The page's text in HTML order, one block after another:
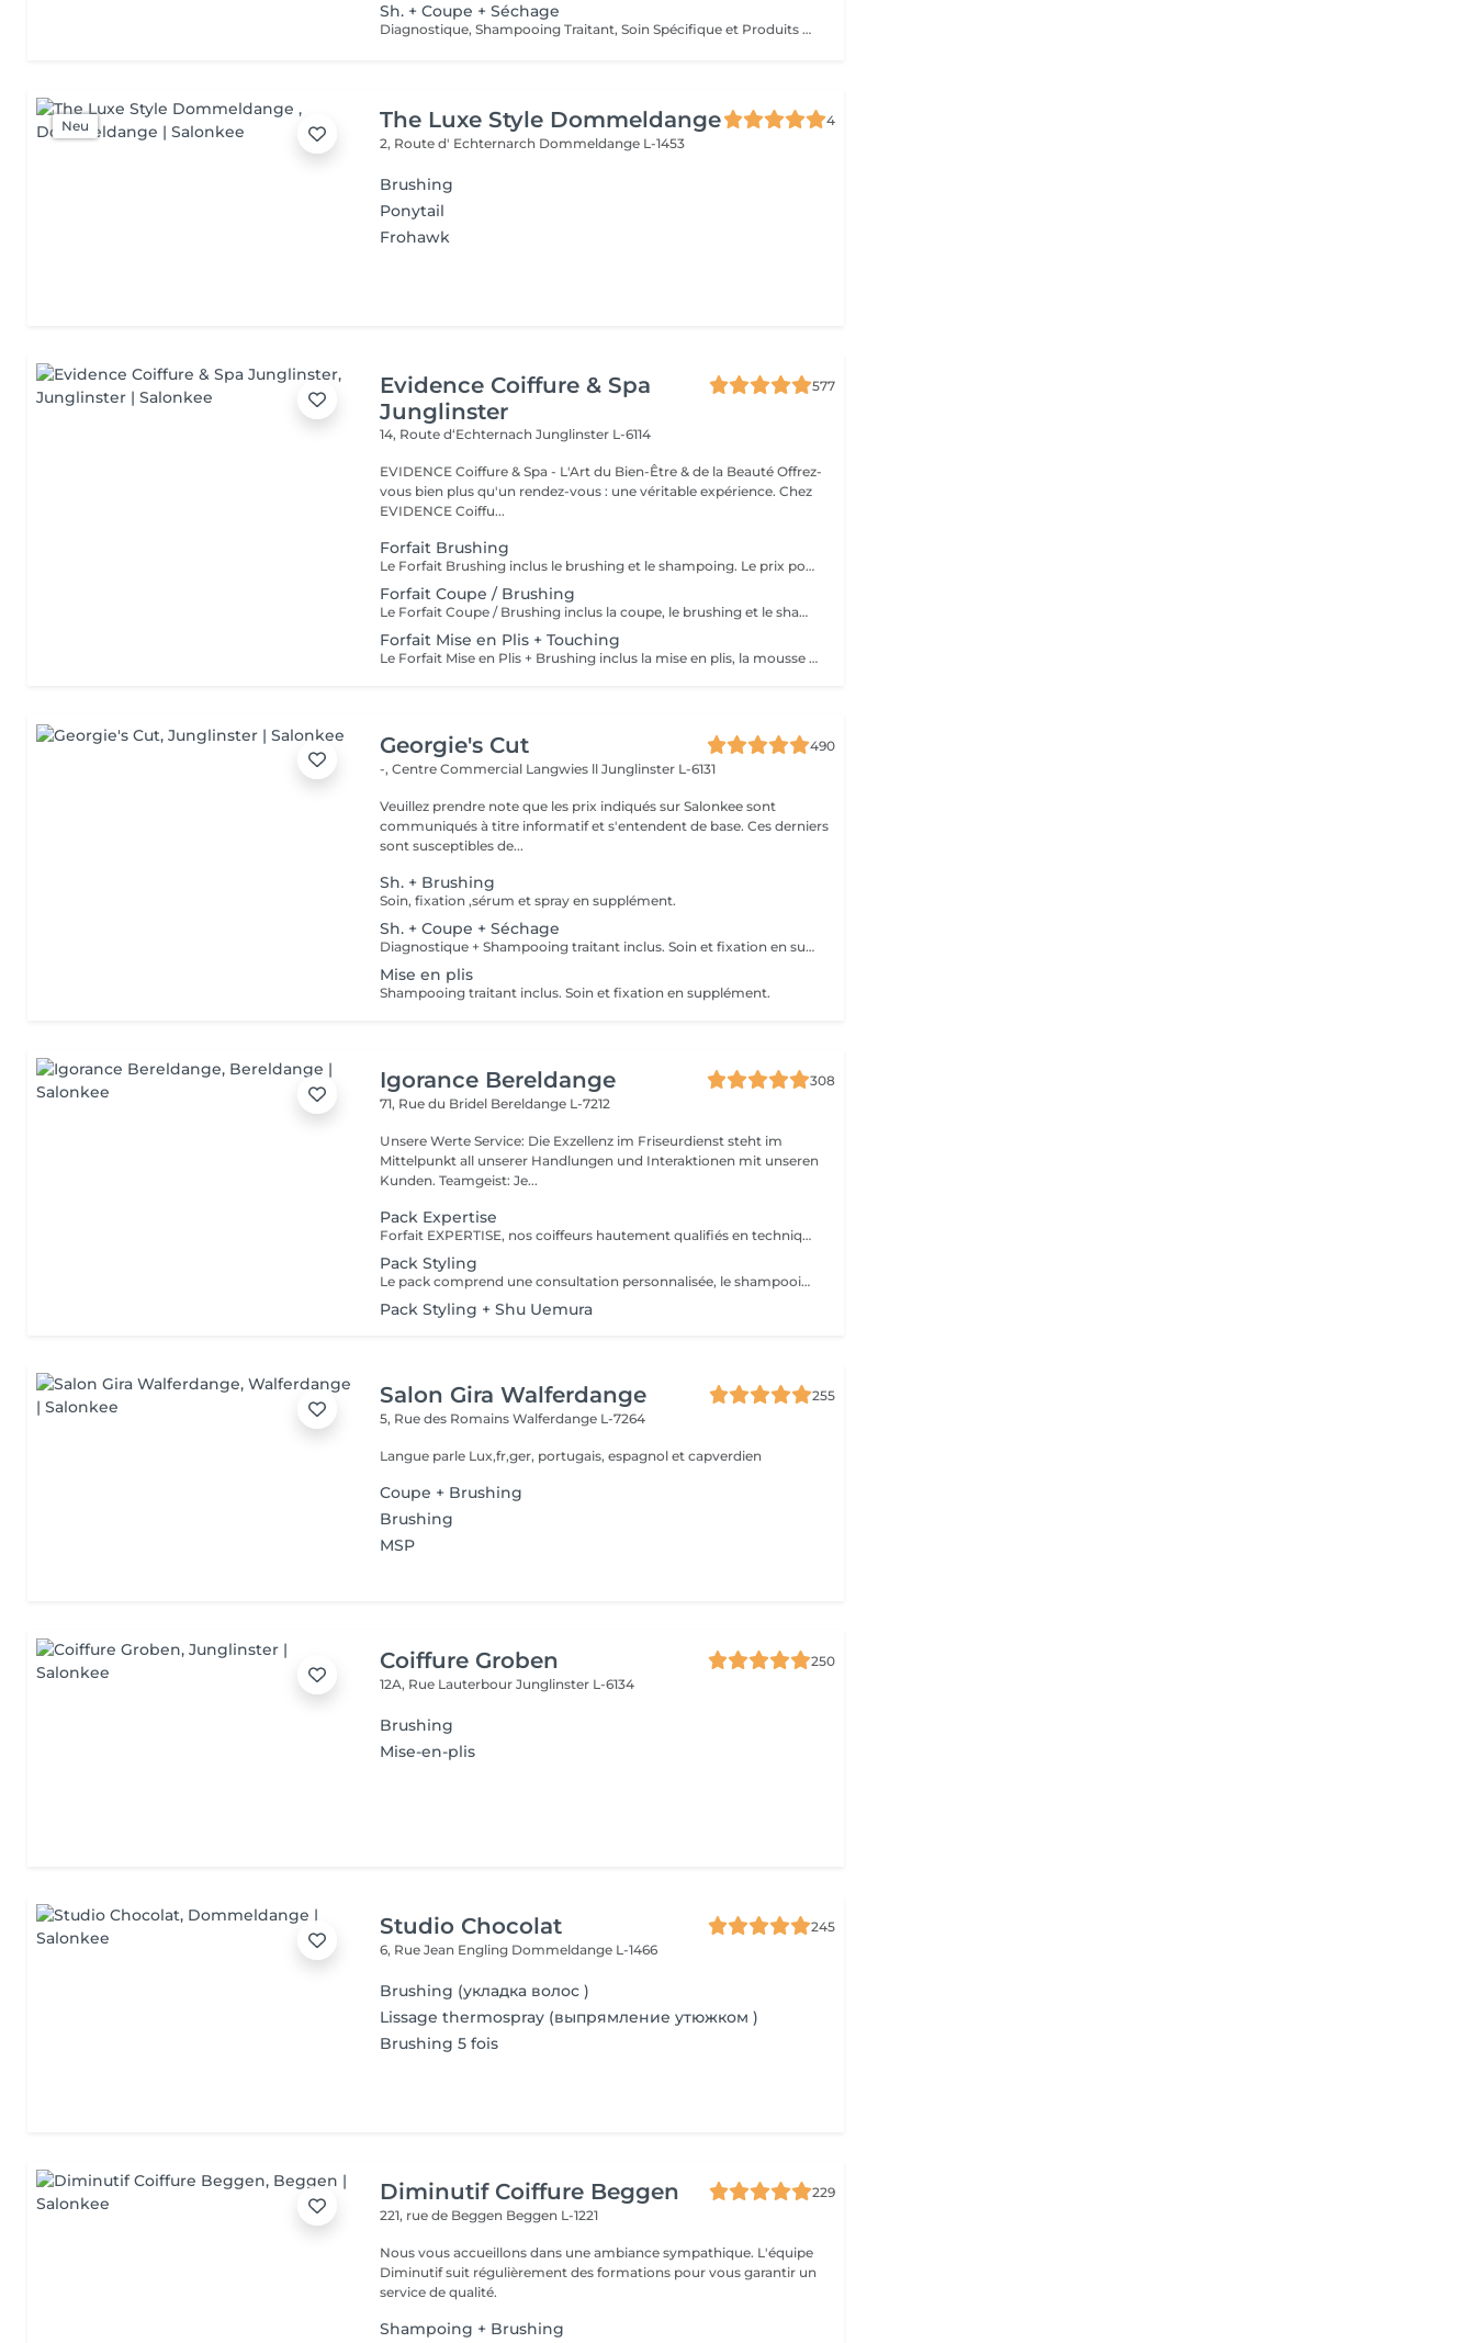
Sh. + Coupe + Séchage
Diagnostique, Shampooing Traitant, Soin Spécifique et Produits Coiffants inclus
Neu The Luxe Style Dommeldange
4
2, Route d' Echternarch Dommeldange L-1453
Brushing
Ponytail
Frohawk
Evidence Coiffure & Spa
Junglinster
577
14, Route d‘EchternachJunglinster L-6114
EVIDENCE Coiffure & Spa - L'Art du Bien-Être & de la Beauté Offrez-
vous bien plus qu'un rendez-vous : une véritable expérience. Chez
EVIDENCE Coiffu...
Forfait Brushing
Le Forfait Brushing inclus le brushing et le shampoing. Le prix pourra varier en fonction de la longueur des cheveux. Pour tout renseignement complémentaire, n'hésitez pas à nous appeler.
Forfait Coupe / Brushing
Le Forfait Coupe / Brushing inclus la coupe, le brushing et le shampoing. Le prix pourra varier en fonction de la longueur des cheveux. Pour tout renseignement complémentaire, n'hésitez pas à nous appeler.
Forfait Mise en Plis + Touching
Le Forfait Mise en Plis + Brushing inclus la mise en plis, la mousse et le shampoing. Le prix pourra varier en fonction de la longueur des cheveux. Pour tout renseignement complémentaire, n'hésitez pas à nous appeler.
Georgie's Cut
490
-, Centre Commercial Langwies llJunglinster L-6131
Veuillez prendre note que les prix indiqués sur Salonkee sont
communiqués à titre informatif et s'entendent de base. Ces derniers
sont susceptibles de...
Sh. + Brushing
Soin, fixation ,sérum et spray en supplément.
Sh. + Coupe + Séchage
Diagnostique + Shampooing traitant inclus. Soin et fixation en supplément.
Mise en plis
Shampooing traitant inclus. Soin et fixation en supplément.
Igorance Bereldange
308
71, Rue du Bridel Bereldange L-7212
Unsere Werte Service: Die Exzellenz im Friseurdienst steht im
Mittelpunkt all unserer Handlungen und Interaktionen mit unseren
Kunden. Teamgeist: Je...
Pack Expertise
Forfait EXPERTISE, nos coiffeurs hautement qualifiés en technique anglo-saxonne, en formation continu et diplômés d’une académie anglaise à Paris. Vous offre une séance d’une heure avec votre coach en suivi beauté. Ce pack inclus : 1 h de prestation Un diagnostique personnalisé Shampoing spécifique Haircare Conditioner spécifique Produit de coiffage Coupe Styling Produit de finition
Pack Styling
Le pack comprend une consultation personnalisée, le shampooing et le conditionneur spécifiques REDKEN , le séchage et les produits de styling REDKEN * Tarifs à titre indicatifs à confirmer après la consultation personnalisée établit auprès de votre coiffeur/stylist/spécialiste * La direction se réserve le droit d’apporter des modifications pour le bon fonctionnement du salon
Pack Styling + Shu Uemura
Salon Gira Walferdange
255
5, Rue des RomainsWalferdange L-7264
Langue parle Lux,fr,ger, portugais, espagnol et capverdien
Coupe + Brushing
Brushing
MSP
Coiffure Groben
250
12A, Rue LauterbourJunglinster L-6134
Brushing
Mise-en-plis
Studio Chocolat
245
6, Rue Jean Engling Dommeldange L-1466
Brushing (укладка волос )
Lissage thermospray (выпрямление утюжком )
Brushing 5 fois
Diminutif Coiffure Beggen
229
221, rue de Beggen Beggen L-1221
Nous vous accueillons dans une ambiance sympathique. L'équipe
Diminutif suit régulièrement des formations pour vous garantir un
service de qualité.
Shampoing + Brushing